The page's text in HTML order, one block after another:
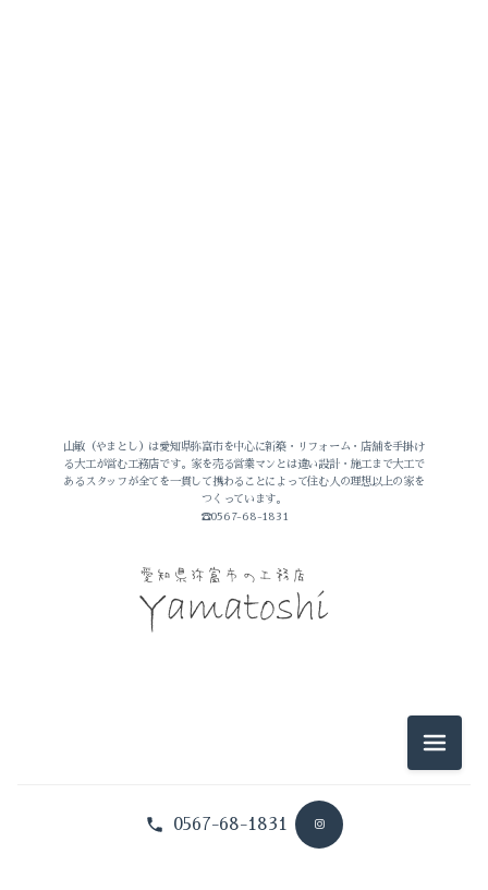
0567-68-1831
山敏（やまとし）は愛知県弥富市を中心に新築・リフォーム・店舗を手掛け
る大工が営む工務店です。家を売る営業マンとは違い設計・施工まで大工で
あるスタッフが全てを一貫して携わることによって住む人の理想以上の家を
つくっています。
☎0567-68-1831
メニュ